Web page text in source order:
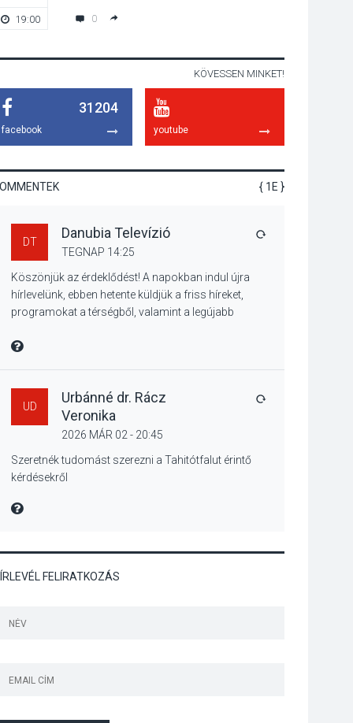
szükségünk? –
Irodalmi Színpadon
Különleges csillagles
lesz Tahitótfaluban a
Bodor Majorban
Színek, közösség és
hagyomány – kiállítás
Irány Surány Fesztivált
koncert lesz a
pilismaróti Duna-
parton
KULTÚRA 2026 AUG 05
KÖZÉLET
19:00 0
KÖVESSEN MINKET!
31204
facebook youtube
{ 1E }
DT
Danubia Televízió
TEGNAP 14:25
Köszönjük az érdeklődést! A napokban indul újra
hírlevelünk, ebben hetente küldjük a friss híreket,
programokat a térségből, valamint a legújabb
Üdvözlettel: a Danubia Televízió csapata
MIRE MONDTA
UD
Urbánné dr. Rácz
Veronika
2026 MÁR 02 - 20:45
Szeretnék tudomást szerezni a Tahitótfalut érintő
kérdésekről
MIRE MONDTA
FELIRATKOZÁS